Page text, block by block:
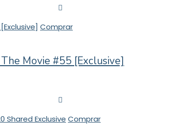
Comprar
Movie #55 [Exclusive]
Comprar